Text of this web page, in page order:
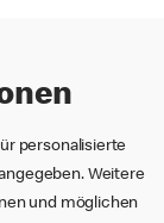
personalisierte
Weitere
und möglichen